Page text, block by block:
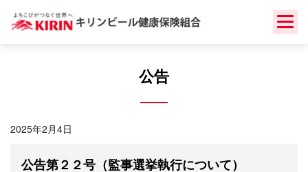
公告
2025年2月4日
公告第２２号（監事選挙執行について）